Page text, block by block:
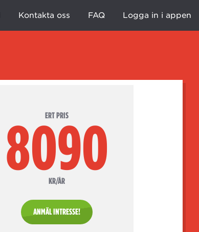
Kontakta oss FAQ Logga in i appen
ERT PRIS
8090
KR/ÅR
ANMÄL INTRESSE!